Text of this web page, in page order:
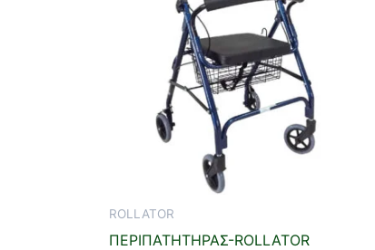
ROLLATOR
ΠΕΡΙΠΑΤΗΤΗΡΑΣ-ROLLATOR